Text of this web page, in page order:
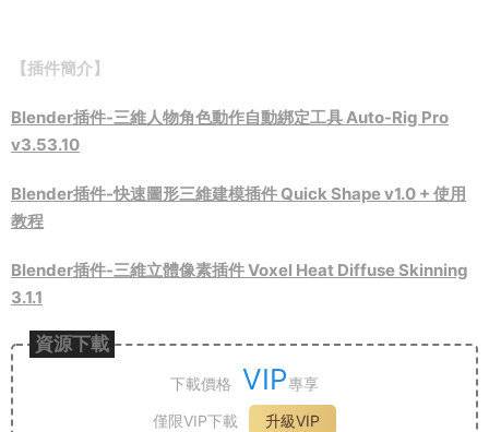
【插件簡介】
Blender插件-三維人物角色動作自動綁定工具 Auto-Rig Pro
v3.53.10
Blender插件-快速圖形三維建模插件 Quick Shape v1.0 + 使用
教程
Blender插件-三維立體像素插件 Voxel Heat Diffuse Skinning
3.1.1
資源下載
下載價格 VIP專享
僅限VIP下載
升級VIP